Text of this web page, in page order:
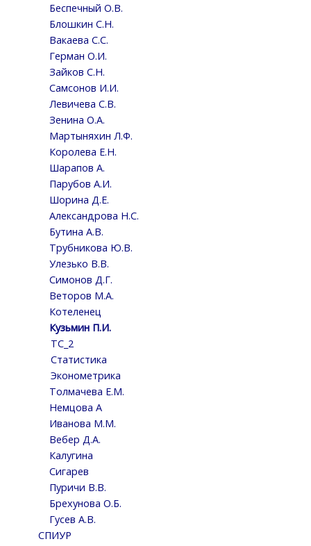
Беспечный О.В.
Блошкин С.Н.
Вакаева С.С.
Герман О.И.
Зайков С.Н.
Самсонов И.И.
Левичева С.В.
Зенина О.А.
Мартыняхин Л.Ф.
Королева Е.Н.
Шарапов А.
Парубов А.И.
Шорина Д.Е.
Александрова Н.С.
Бутина А.В.
Трубникова Ю.В.
Улезько В.В.
Симонов Д.Г.
Веторов М.А.
Котеленец
Кузьмин П.И.
ТС_2
Статистика
Эконометрика
Толмачева Е.М.
Немцова А
Иванова М.М.
Вебер Д.А.
Калугина
Сигарев
Пуричи В.В.
Брехунова О.Б.
Гусев А.В.
СПИУР